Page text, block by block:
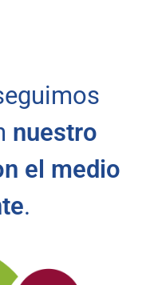
nuestro
el medio
.